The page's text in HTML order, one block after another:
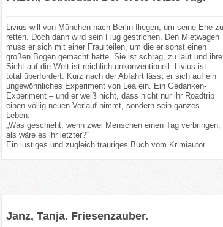
Livius will von München nach Berlin fliegen, um seine Ehe zu
retten. Doch dann wird sein Flug gestrichen. Den Mietwagen
muss er sich mit einer Frau teilen, um die er sonst einen
großen Bogen gemacht hätte. Sie ist schräg, zu laut und ihre
Sicht auf die Welt ist reichlich unkonventionell. Livius ist
total überfordert. Kurz nach der Abfahrt lässt er sich auf ein
ungewöhnliches Experiment von Lea ein. Ein Gedanken-
Experiment – und er weiß nicht, dass nicht nur ihr Roadtrip
einen völlig neuen Verlauf nimmt, sondern sein ganzes
Leben.
„Was geschieht, wenn zwei Menschen einen Tag verbringen,
als wäre es ihr letzter?“
Ein lustiges und zugleich trauriges Buch vom Krimiautor.
Janz, Tanja. Friesenzauber.